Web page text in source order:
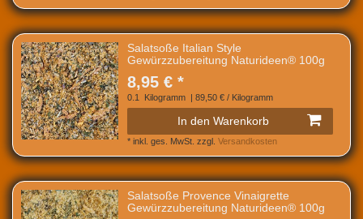
Salatsoße Italian Style
Gewürzzubereitung Naturideen® 100g
8,95 € *
0.1 Kilogramm | 89,50 € / Kilogramm
In den Warenkorb
* inkl. ges. MwSt. zzgl. Versandkosten
Salatsoße Provence Vinaigrette
Gewürzzubereitung Naturideen® 100g